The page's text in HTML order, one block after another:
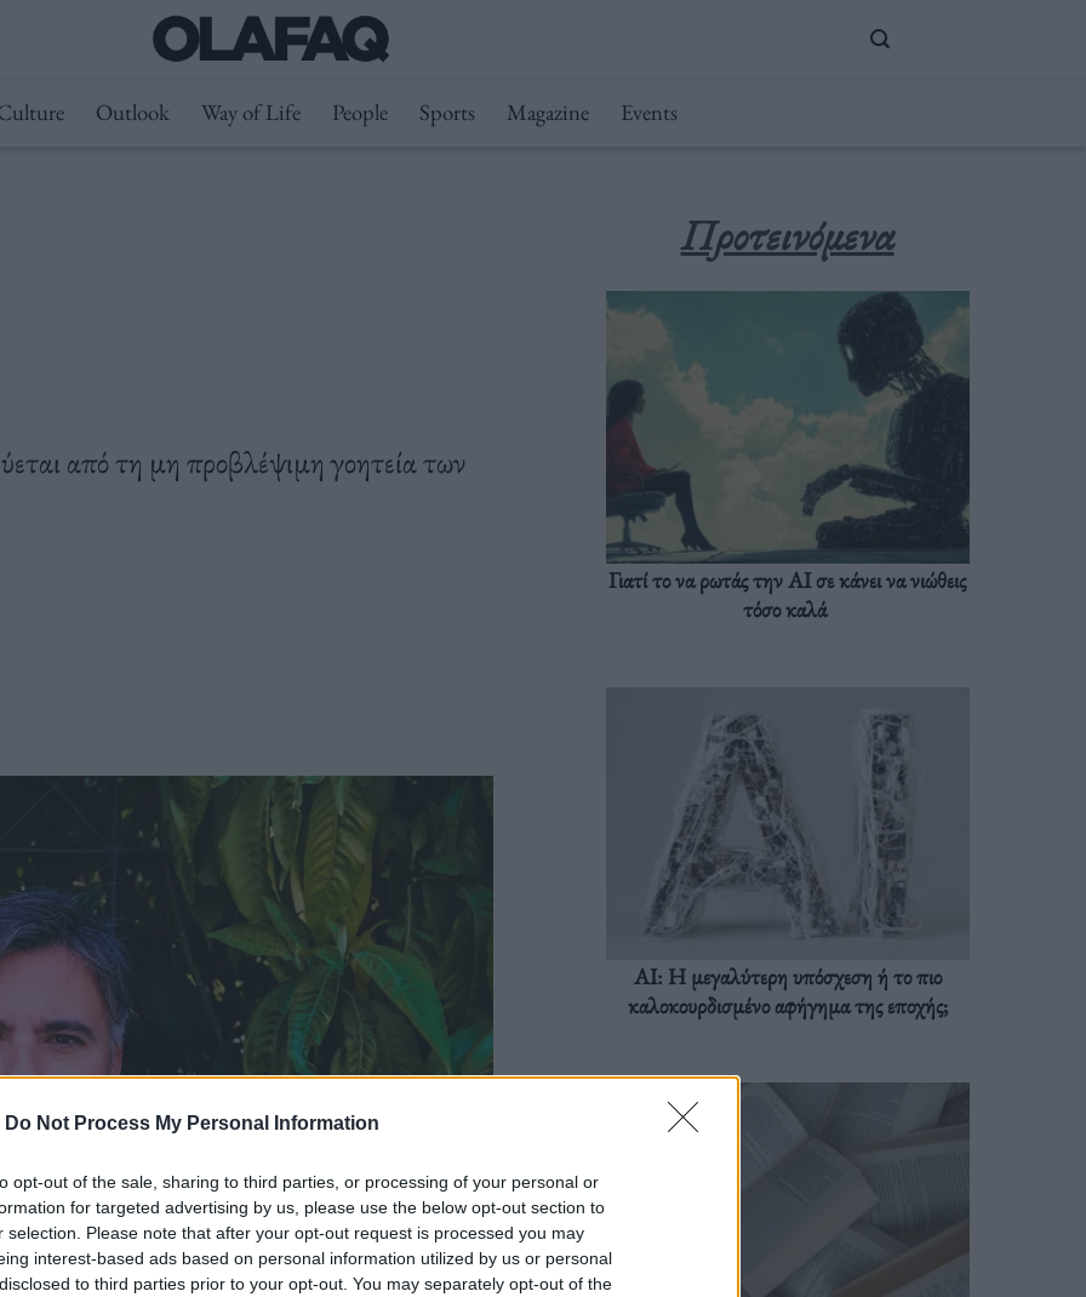
Do Not Process My Personal Information
opt-out of the sale, sharing to third parties, or processing of your personal or
for targeted advertising by us, please use the below opt-out section to
selection. Please note that after your opt-out request is processed you may
interest-based ads based on personal information utilized by us or personal
to third parties prior to your opt-out. You may separately opt-out of the
Outlook Way of Life People Sports Magazine Events
από τη μη προβλέψιμη γοητεία των
Προτεινόμενα
Γιατί το να ρωτάς την AI σε κάνει να νιώθεις
τόσο καλά
AI: Η μεγαλύτερη υπόσχεση ή το πιο
καλοκουρδισμένο αφήγημα της εποχής;